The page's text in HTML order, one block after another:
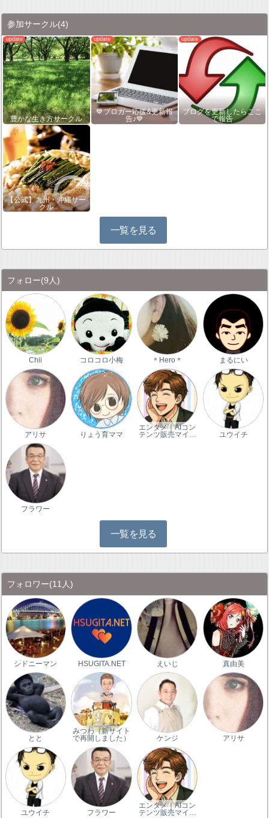
参加サークル(4)
豊かな生き方サークル
💙ブロガー応援&更新報
告♪💙
ブログを更新したらここ
で報告
【公式】九州・沖縄サー
クル
一覧を見る
フォロー(9人)
Chii コロコロ小梅 ＊Hero＊ まるにい
アリサ りょう育ママ
エンタメ｜AIコン
テンツ販売マイ…
ユウイチ
フラワー
一覧を見る
フォロワー(11人)
シドニーマン HSUGITA.NET えいじ 真由美
とと
みつわ（新サイト
で再開しました）
ケンジ アリサ
ユウイチ フラワー
エンタメ｜AIコン
テンツ販売マイ…